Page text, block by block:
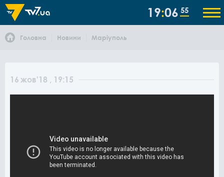
19 06 55
Головна Новини Маріуполь
16 жов'18 , 19:15